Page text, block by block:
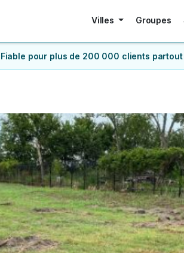
Villes Groupes
Fiable pour plus de 200 000 clients partout